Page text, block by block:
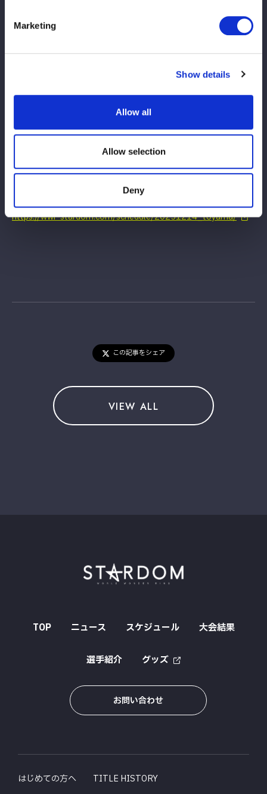
Marketing
Show details
Allow all
Allow selection
Deny
↓
天咲光由 vs 古沢稀杏 vs 吏南
STARDOM in TOYAMA 2025 Dec.
https://wwr-stardom.com/schedule/20251214_toyama/
この記事をシェア
VIEW ALL
TOP ニュース スケジュール 大会結果
選手紹介 グッズ
お問い合わせ
はじめての方へ TITLE HISTORY